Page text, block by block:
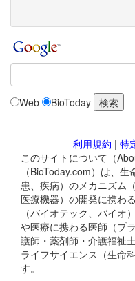
Web BioToday
利用規約 | 特
このサイトについて（
（BioToday.com）は、
患、疾病）のメカニズム
医療機器）の開発に携わ
（バイオテック、バイ
や医療に携わる医師（プ
護師・薬剤師・介護福祉
ライフサイエンス（生命
す。